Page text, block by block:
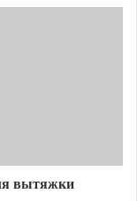
или
2-й класс,
Название
вытяжки